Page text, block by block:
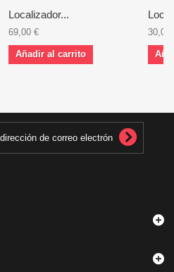
Localizador...
69,00 €
Añadir al carrito
30,00